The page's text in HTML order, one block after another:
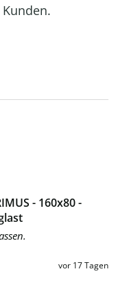
- 160x80 -
vor 17 Tagen